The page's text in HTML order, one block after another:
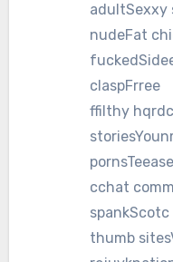
adultSexxy
nudeFat
claspFrree
ffilthy
cchat
thumb